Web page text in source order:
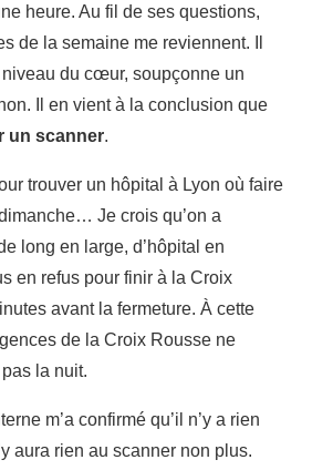
heure. Au fil de ses questions,
de la semaine me reviennent. Il
du cœur, soupçonne un
Il en vient à la conclusion que
un scanner.
trouver un hôpital à Lyon où faire
Je crois qu’on a
long en large, d’hôpital en
en refus pour finir à la Croix
avant la fermeture. À cette
de la Croix Rousse ne
la nuit.
m’a confirmé qu’il n’y a rien
aura rien au scanner non plus.